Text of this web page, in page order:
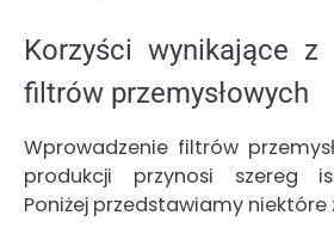
Korzyści wynikające z
filtrów przemysłowych
Wprowadzenie filtrów
produkcji przynosi szereg
Poniżej przedstawiamy niektóre